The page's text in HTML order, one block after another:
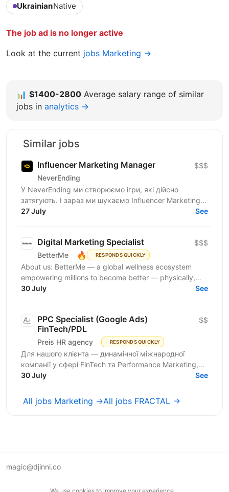
UkrainianNative
The job ad is no longer active
Look at the current jobs Marketing →
📊 $1400-2800 Average salary range of similar
jobs in analytics →
Similar jobs
Influencer Marketing Manager
NeverEnding
$$$
У NeverEnding ми створюємо ігри, які дійсно
затягують. І зараз ми шукаємо Influencer Marketing
Manager - людину, яка буде драйвити партнерську
27 July See
Digital Marketing Specialist
BetterMe 🔥 RESPONDS QUICKLY
$$$
About us: BetterMe — a global wellness ecosystem
empowering millions to become better — physically,
mentally, and emotionally. We build what makes
30 July See
PPC Specialist (Google Ads)
FinTech/PDL
Preis HR agency RESPONDS QUICKLY
$$
Для нашого клієнта — динамічної міжнародної
компанії у сфері FinTech та Performance Marketing,
що успішно масштабується на світових ринках та
30 July See
All jobs Marketing →All jobs FRACTAL →
magic@djinni.co